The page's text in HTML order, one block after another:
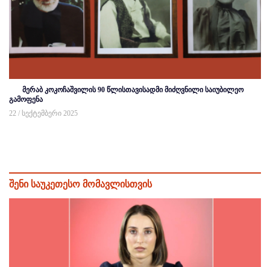
მერაბ კოკოჩაშვილის 90 წლისთავისადმი მიძღვნილი საიუბილეო
გამოფენა
22 / სექტემბერი 2025
შენი საუკეთესო მომავლისთვის